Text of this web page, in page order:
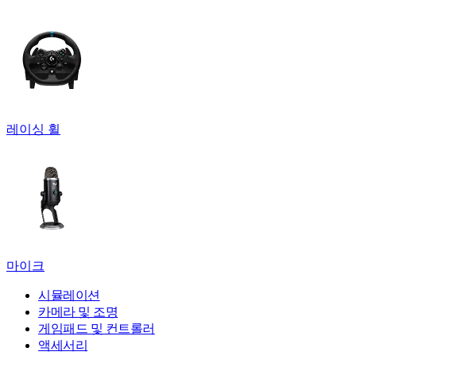
레이싱 휠
마이크
시뮬레이션
카메라 및 조명
게임패드 및 컨트롤러
액세서리